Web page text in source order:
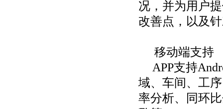
况，并为用户
改善点，以及
移动端支持
APP支持
域、车间、工
率分析、同环